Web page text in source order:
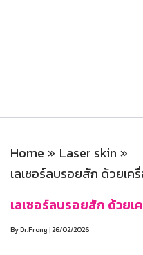
เลเซอร์ลบรอยสัก ด้วยเค
เลเซอร์ลบรอยสัก ด้วยเค
ByDr.Frong|26/02/2026
ถ้าคุณกำลังมองหาข้อมูลเรื่อ